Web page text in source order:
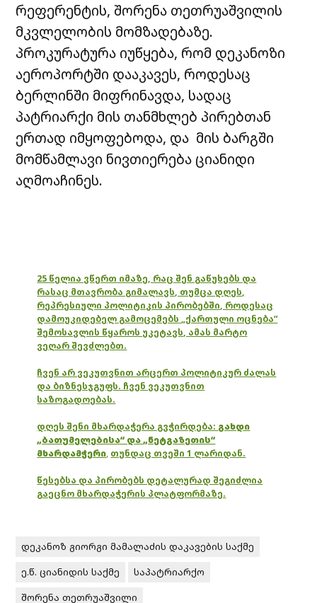
რეფერენტის, შორენა თეთრუაშვილის
მკვლელობის მომზადებაზე.
პროკურატურა იუწყება, რომ დეკანოზი
აეროპორტში დააკავეს, როდესაც
ბერლინში მიფრინავდა, სადაც
პატრიარქი მის თანმხლებ პირებთან
ერთად იმყოფებოდა, და მის ბარგში
მომწამლავი ნივთიერება ციანიდი
აღმოაჩინეს.
25 წელია ვწერთ იმაზე, რაც შენ გაწუხებს და
რასაც მთავრობა გიმალავს, თუმცა დღეს,
რეპრესიული პოლიტიკის პირობებში, როდესაც
დამოუკიდებელ გამოცემებს „ქართული ოცნება“
შემოსავლის წყაროს უკეტავს, ამას მარტო
ვეღარ შევძლებთ.
ჩვენ არ ვეკუთვნით არცერთ პოლიტიკურ ძალას
და ბიზნესჯგუფს. ჩვენ ვეკუთვნით
საზოგადოებას.
დღეს შენი მხარდაჭერა გვჭირდება: გახდი
„ბათუმელებისა“ და „ნეტგაზეთის“
მხარდამჭერი, თუნდაც თვეში 1 ლარიდან.
წესებსა და პირობებს დეტალურად შეგიძლია
გაეცნო მხარდაჭერის პლატფორმაზე.
დეკანოზ გიორგი მამალაძის დაკავების საქმე
ე.წ. ციანიდის საქმე
საპატრიარქო
შორენა თეთრუაშვილი